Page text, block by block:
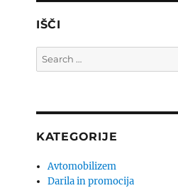
IŠČI
Search
for:
KATEGORIJE
Avtomobilizem
Darila in promocija